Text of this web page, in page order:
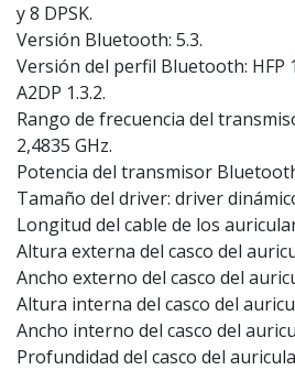
y 8 DPSK.
Versión Bluetooth: 5.3.
Versión del perfil Bluetooth: HFP
A2DP 1.3.2.
Rango de frecuencia del
2,4835 GHz.
Potencia del transmisor
Tamaño del driver: driver
Longitud del cable de los
Altura externa del casco del
Ancho externo del casco del
Altura interna del casco del
Ancho interno del casco del
Profundidad del casco del